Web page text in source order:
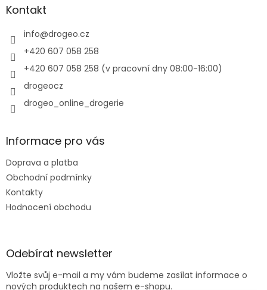
ý
aKontakt
info@drogeo.cz
+420 607 058 258
+420 607 058 258 (v pracovní dny 08:00-16:00)
drogeocz
drogeo_online_drogerie
Informace pro vás
Doprava a platba
Obchodní podmínky
Kontakty
Hodnocení obchodu
Odebírat newsletter
Vložte svůj e-mail a my vám budeme zasílat informace o
nových produktech na našem e-shopu.